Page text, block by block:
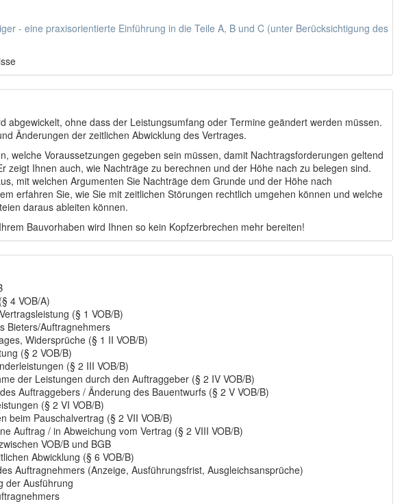
- eine praxisorientierte Einführung in die Teile A, B und C (unter Berücksichtigung des
abgewickelt, ohne dass der Leistungsumfang oder Termine geändert werden müssen.
Änderungen der zeitlichen Abwicklung des Vertrages.
welche Voraussetzungen gegeben sein müssen, damit Nachtragsforderungen geltend
zeigt Ihnen auch, wie Nachträge zu berechnen und der Höhe nach zu belegen sind.
mit welchen Argumenten Sie Nachträge dem Grunde und der Höhe nach
erfahren Sie, wie Sie mit zeitlichen Störungen rechtlich umgehen können und welche
daraus ableiten können.
Bauvorhaben wird Ihnen so kein Kopfzerbrechen mehr bereiten!
4 VOB/A)
(§ 1 VOB/B)
Bieters/Auftragnehmers
Widersprüche (§ 1 II VOB/B)
(§ 2 VOB/B)
(§ 2 III VOB/B)
der Leistungen durch den Auftraggeber (§ 2 IV VOB/B)
Auftraggebers / Änderung des Bauentwurfs (§ 2 V VOB/B)
(§ 2 VI VOB/B)
beim Pauschalvertrag (§ 2 VII VOB/B)
Auftrag / in Abweichung vom Vertrag (§ 2 VIII VOB/B)
VOB/B und BGB
Abwicklung (§ 6 VOB/B)
Auftragnehmers (Anzeige, Ausführungsfrist, Ausgleichsansprüche)
der Ausführung